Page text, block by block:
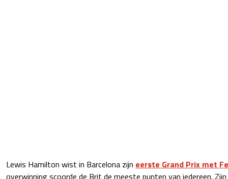
Lewis Hamilton wist in Barcelona zijn eerste Grand Prix met
overwinning scoorde de Brit de meeste punten van iedereen.